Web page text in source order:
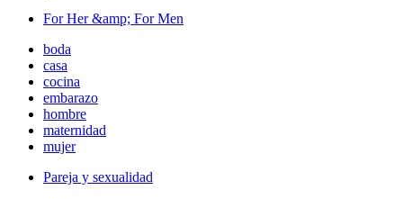
For Her &amp; For Men
boda
casa
cocina
embarazo
hombre
maternidad
mujer
Pareja y sexualidad